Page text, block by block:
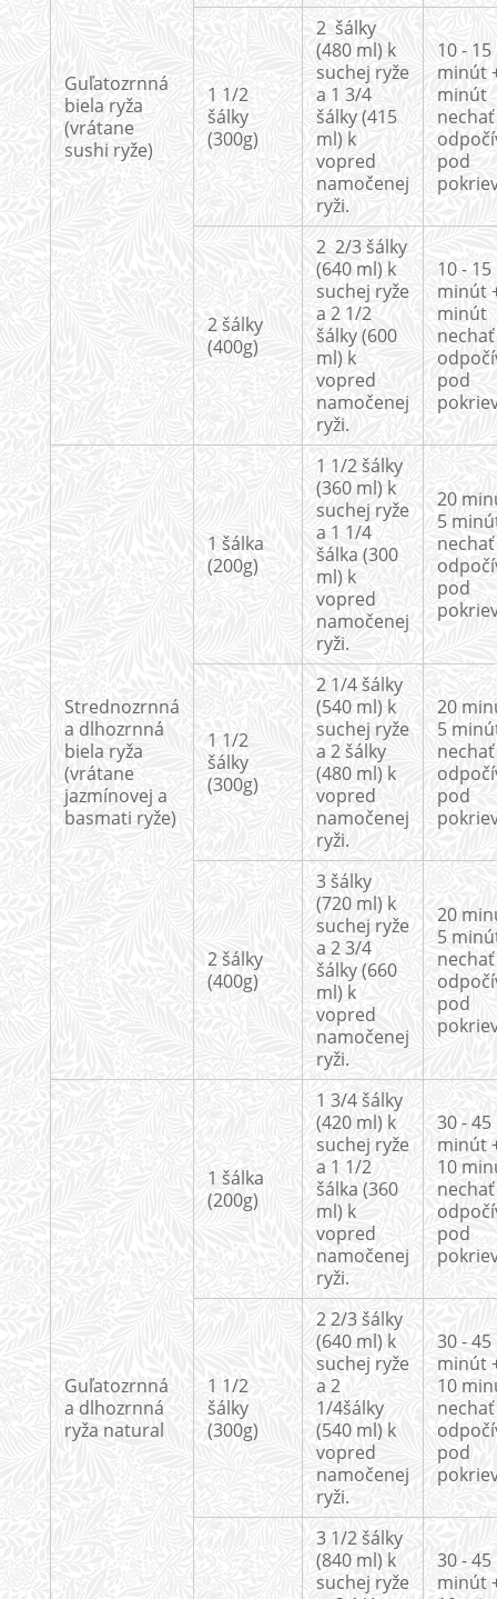
Guľatozrnná
biela ryža
(vrátane
sushi ryže)
1 1/2
šálky
(300g)
2 šálky
(480 ml) k
suchej ryže
a 1 3/4
šálky (415
ml) k
vopred
namočenej
ryži.
10 - 15
minút
minút
nechať
pod
2 šálky
(400g)
2 2/3 šálky
(640 ml) k
suchej ryže
a 2 1/2
šálky (600
ml) k
vopred
namočenej
ryži.
10 - 15
minút
minút
nechať
pod
Strednozrnná
a dlhozrnná
biela ryža
(vrátane
jazmínovej a
basmati ryže)
1 šálka
(200g)
1 1/2 šálky
(360 ml) k
suchej ryže
a 1 1/4
šálka (300
ml) k
vopred
namočenej
ryži.
20
5
nechať
pod
1 1/2
šálky
(300g)
2 1/4 šálky
(540 ml) k
suchej ryže
a 2 šálky
(480 ml) k
vopred
namočenej
ryži.
20
5
nechať
pod
2 šálky
(400g)
3 šálky
(720 ml) k
suchej ryže
a 2 3/4
šálky (660
ml) k
vopred
namočenej
ryži.
20
5
nechať
pod
Guľatozrnná
a dlhozrnná
ryža natural
1 šálka
(200g)
1 3/4 šálky
(420 ml) k
suchej ryže
a 1 1/2
šálka (360
ml) k
vopred
namočenej
ryži.
30 - 45
minút
10
nechať
pod
1 1/2
šálky
(300g)
2 2/3 šálky
(640 ml) k
suchej ryže
a 2
1/4šálky
(540 ml) k
vopred
namočenej
ryži.
30 - 45
minút
10
nechať
pod
3 1/2 šálky
(840 ml) k
suchej ryže
30 - 45
minút